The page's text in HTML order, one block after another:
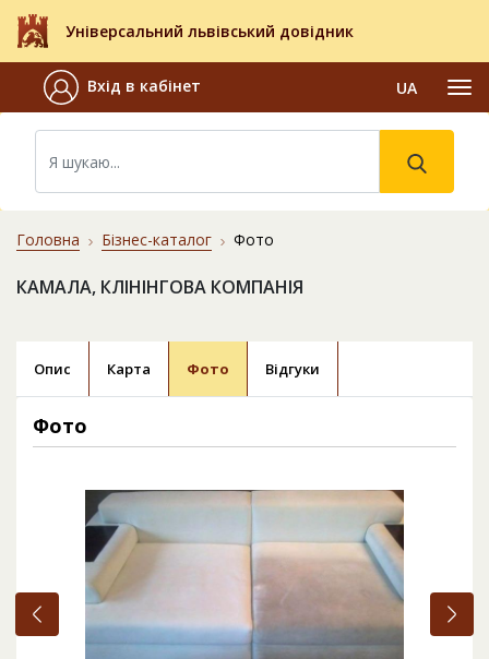
Універсальний львівський довідник
Вхід в кабінет UA
Головна Бізнес-каталог Фото
КАМАЛА, КЛІНІНГОВА КОМПАНІЯ
Опис Карта Фото Відгуки
Фото